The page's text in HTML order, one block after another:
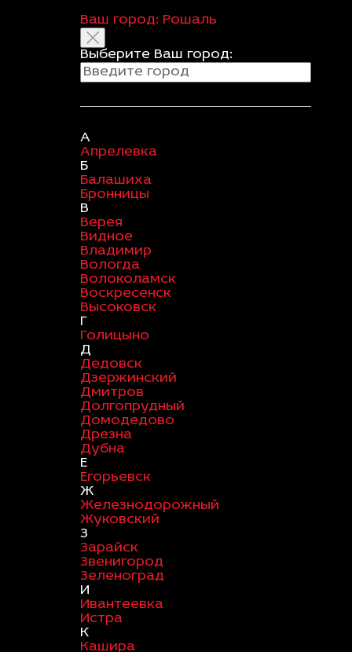
Ваш город: Рошаль
Выберите Ваш город:
А
Апрелевка
Б
Балашиха
Бронницы
В
Верея
Видное
Владимир
Вологда
Волоколамск
Воскресенск
Высоковск
Г
Голицыно
Д
Дедовск
Дзержинский
Дмитров
Долгопрудный
Домодедово
Дрезна
Дубна
Е
Егорьевск
Ж
Железнодорожный
Жуковский
З
Зарайск
Звенигород
Зеленоград
И
Ивантеевка
Истра
К
Кашира